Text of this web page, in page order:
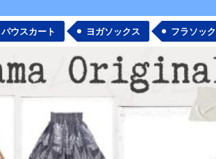
パウスカート ヨガソックス フラソッ